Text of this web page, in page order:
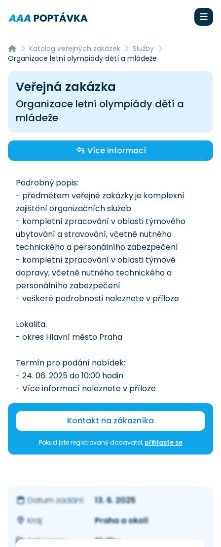
Katalog veřejných zakázek
Služby
Organizace letní olympiády dětí a mládeže
Veřejná zakázka
Organizace letní olympiády dětí a
mládeže
Více informací
Podrobný popis:
- předmětem veřejné zakázky je komplexní
zajištění organizačních služeb
- kompletní zpracování v oblasti týmového
ubytování a stravování, včetně nutného
technického a personálního zabezpečení
- kompletní zpracování v oblasti týmové
dopravy, včetně nutného technického a
personálního zabezpečení
- veškeré podrobnosti naleznete v příloze
Lokalita:
- okres Hlavní město Praha
Termín pro podání nabídek:
- 24. 06. 2025 do 10:00 hodin
- Více informací naleznete v příloze
Kontakt na zákazníka
Pokud jste registrovaný dodavatel, přihlaste se
Datum zadání:
13. 6. 2025
Kraj:
Praha a okolí
Kategorie:
Služby